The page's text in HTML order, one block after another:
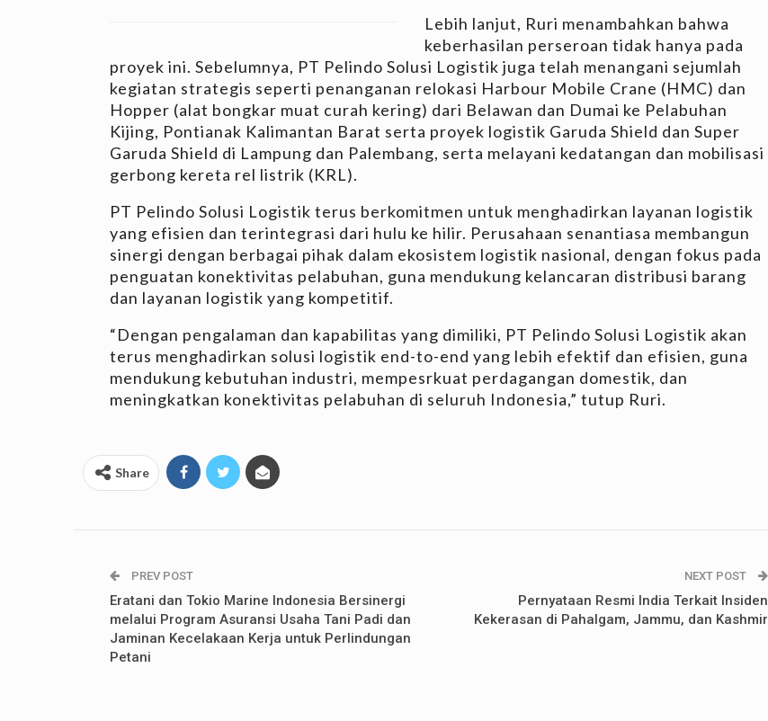
Lebih lanjut, Ruri menambahkan bahwa
keberhasilan perseroan tidak hanya pada
proyek ini. Sebelumnya, PT Pelindo Solusi Logistik juga telah menangani sejumlah
kegiatan strategis seperti penanganan relokasi Harbour Mobile Crane (HMC) dan
Hopper (alat bongkar muat curah kering) dari Belawan dan Dumai ke Pelabuhan
Kijing, Pontianak Kalimantan Barat serta proyek logistik Garuda Shield dan Super
Garuda Shield di Lampung dan Palembang, serta melayani kedatangan dan mobilisasi
gerbong kereta rel listrik (KRL).
PT Pelindo Solusi Logistik terus berkomitmen untuk menghadirkan layanan logistik
yang efisien dan terintegrasi dari hulu ke hilir. Perusahaan senantiasa membangun
sinergi dengan berbagai pihak dalam ekosistem logistik nasional, dengan fokus pada
penguatan konektivitas pelabuhan, guna mendukung kelancaran distribusi barang
dan layanan logistik yang kompetitif.
“Dengan pengalaman dan kapabilitas yang dimiliki, PT Pelindo Solusi Logistik akan
terus menghadirkan solusi logistik end-to-end yang lebih efektif dan efisien, guna
mendukung kebutuhan industri, mempesrkuat perdagangan domestik, dan
meningkatkan konektivitas pelabuhan di seluruh Indonesia,” tutup Ruri.
Share
PREV POST
Eratani dan Tokio Marine Indonesia Bersinergi
melalui Program Asuransi Usaha Tani Padi dan
Jaminan Kecelakaan Kerja untuk Perlindungan
Petani
NEXT POST
Pernyataan Resmi India Terkait Insiden
Kekerasan di Pahalgam, Jammu, dan Kashmir